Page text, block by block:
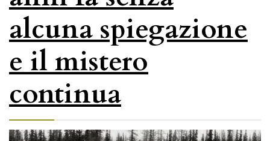
alcuna spiegazione
e il mistero
continua